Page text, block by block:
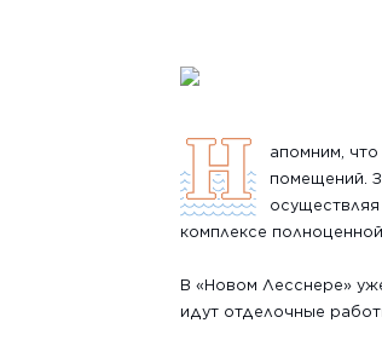
Н
апомним,
помещений.
комплексе
В «Новом Лесснере»
идут отделочные